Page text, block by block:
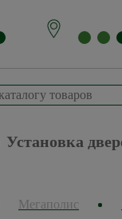
Установка
Мегаполис